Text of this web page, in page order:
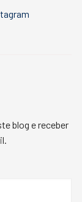
blog e receber